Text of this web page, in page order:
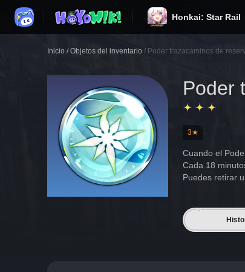
Honkai: Star Rail
Inicio / Objetos del inventario / Poder trazacaminos de
Poder
3★
Cuando el
Cada 18
Puedes retirar